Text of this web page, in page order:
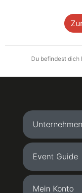
Du befindest dich
Unternehmen
Event Guide
Mein Konto